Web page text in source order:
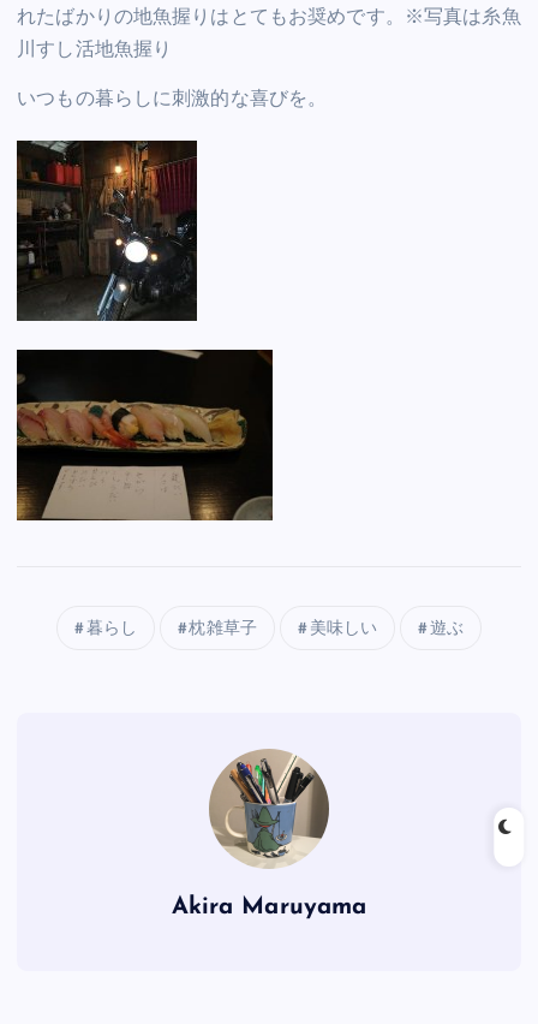
れたばかりの地魚握りはとてもお奨めです。※写真は糸魚
川すし活地魚握り
いつもの暮らしに刺激的な喜びを。
暮らし 枕雑草子 美味しい 遊ぶ
Akira Maruyama